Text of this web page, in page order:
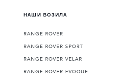
НАШИ ВОЗИЛА
RANGE ROVER
RANGE ROVER SPORT
RANGE ROVER VELAR
RANGE ROVER EVOQUE